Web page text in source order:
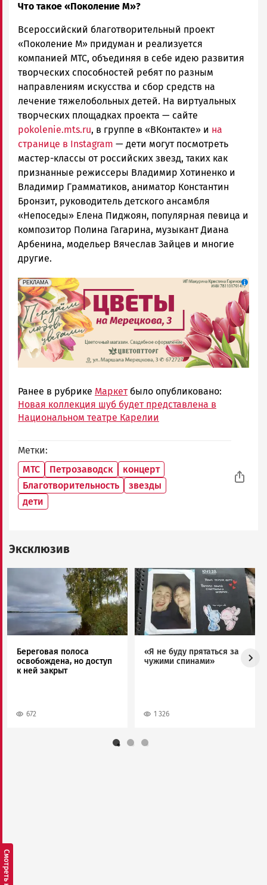
Что такое «Поколение М»?
Всероссийский благотворительный проект
«Поколение М» придуман и реализуется
компанией МТС, объединяя в себе идею развития
творческих способностей ребят по разным
направлениям искусства и сбор средств на
лечение тяжелобольных детей. На виртуальных
творческих площадках проекта — сайте
pokolenie.mts.ru, в группе в «ВКонтакте» и на
странице в Instagram — дети могут посмотреть
мастер-классы от российских звезд, таких как
признанные режиссеры Владимир Хотиненко и
Владимир Грамматиков, аниматор Константин
Бронзит, руководитель детского ансамбля
«Непоседы» Елена Пиджоян, популярная певица и
композитор Полина Гагарина, музыкант Диана
Арбенина, модельер Вячеслав Зайцев и многие
другие.
erid: 2SDnjdAF4V7
РЕКЛАМА
Реклама
Ранее в рубрике Маркетбыло опубликовано:
Новая коллекция шуб будет представлена в
Национальном театре Карелии
Метки
МТС
Петрозаводск
концерт
Благотворительность
звезды
дети
Эксклюзив
Береговая полоса
освобождена, но доступ
к ней закрыт
672
Image
«Я не буду прятаться за
чужими спинами»
1 326